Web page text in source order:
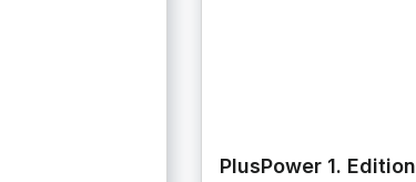
PlusPower 1. Edition